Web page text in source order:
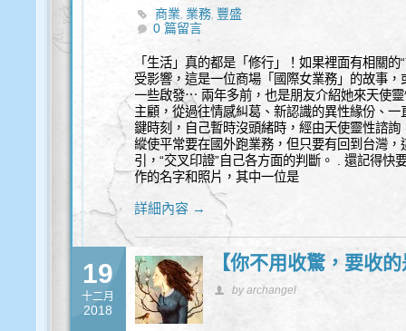
商業, 業務, 豐盛
0 篇留言
「生活」真的都是「修行」！如果裡面有相關
受影響，這是一位商場「國際女業務」的故事，
一些啟發⋯ 兩年多前，也是朋友介紹她來天使
主顧，從過往情感糾葛、新認識的異性緣份、
鍵時刻，自己暫時沒頭緒時，經由天使靈性諮
縱使平常要在國外跑業務，但只要有回到台灣
引，“交叉印證”自己各方面的判斷。 . 還記得快
作的名字和照片，其中一位是
詳細內容 →
19
十二月
2018
【你不用收驚，要收
by archangel